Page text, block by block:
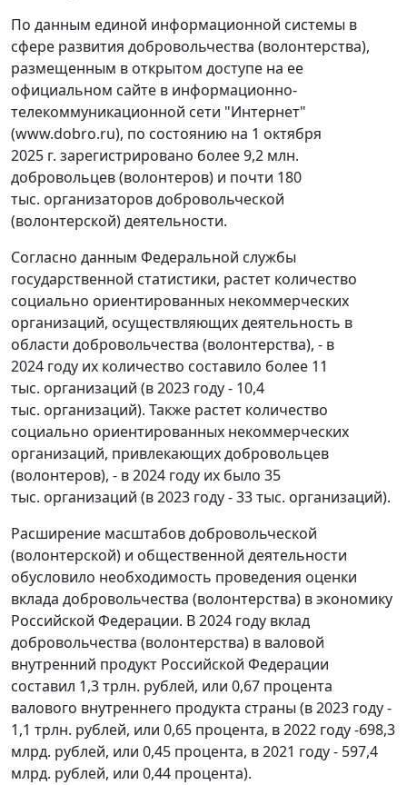
По данным единой информационной системы в
сфере развития добровольчества (волонтерства),
размещенным в открытом доступе на ее
официальном сайте в информационно-
телекоммуникационной сети "Интернет"
(www.dobro.ru), по состоянию на 1 октября
2025 г. зарегистрировано более 9,2 млн.
добровольцев (волонтеров) и почти 180
тыс. организаторов добровольческой
(волонтерской) деятельности.
Согласно данным Федеральной службы
государственной статистики, растет количество
социально ориентированных некоммерческих
организаций, осуществляющих деятельность в
области добровольчества (волонтерства), - в
2024 году их количество составило более 11
тыс. организаций (в 2023 году - 10,4
тыс. организаций). Также растет количество
социально ориентированных некоммерческих
организаций, привлекающих добровольцев
(волонтеров), - в 2024 году их было 35
тыс. организаций (в 2023 году - 33 тыс. организаций).
Расширение масштабов добровольческой
(волонтерской) и общественной деятельности
обусловило необходимость проведения оценки
вклада добровольчества (волонтерства) в экономику
Российской Федерации. В 2024 году вклад
добровольчества (волонтерства) в валовой
внутренний продукт Российской Федерации
составил 1,3 трлн. рублей, или 0,67 процента
валового внутреннего продукта страны (в 2023 году -
1,1 трлн. рублей, или 0,65 процента, в 2022 году -698,3
млрд. рублей, или 0,45 процента, в 2021 году - 597,4
млрд. рублей, или 0,44 процента).